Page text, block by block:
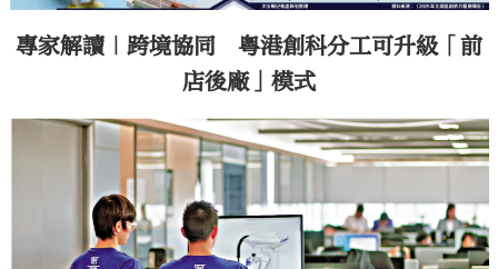
專家解讀｜跨境協同 粵港創科分工可升級「前
店後廠」模式